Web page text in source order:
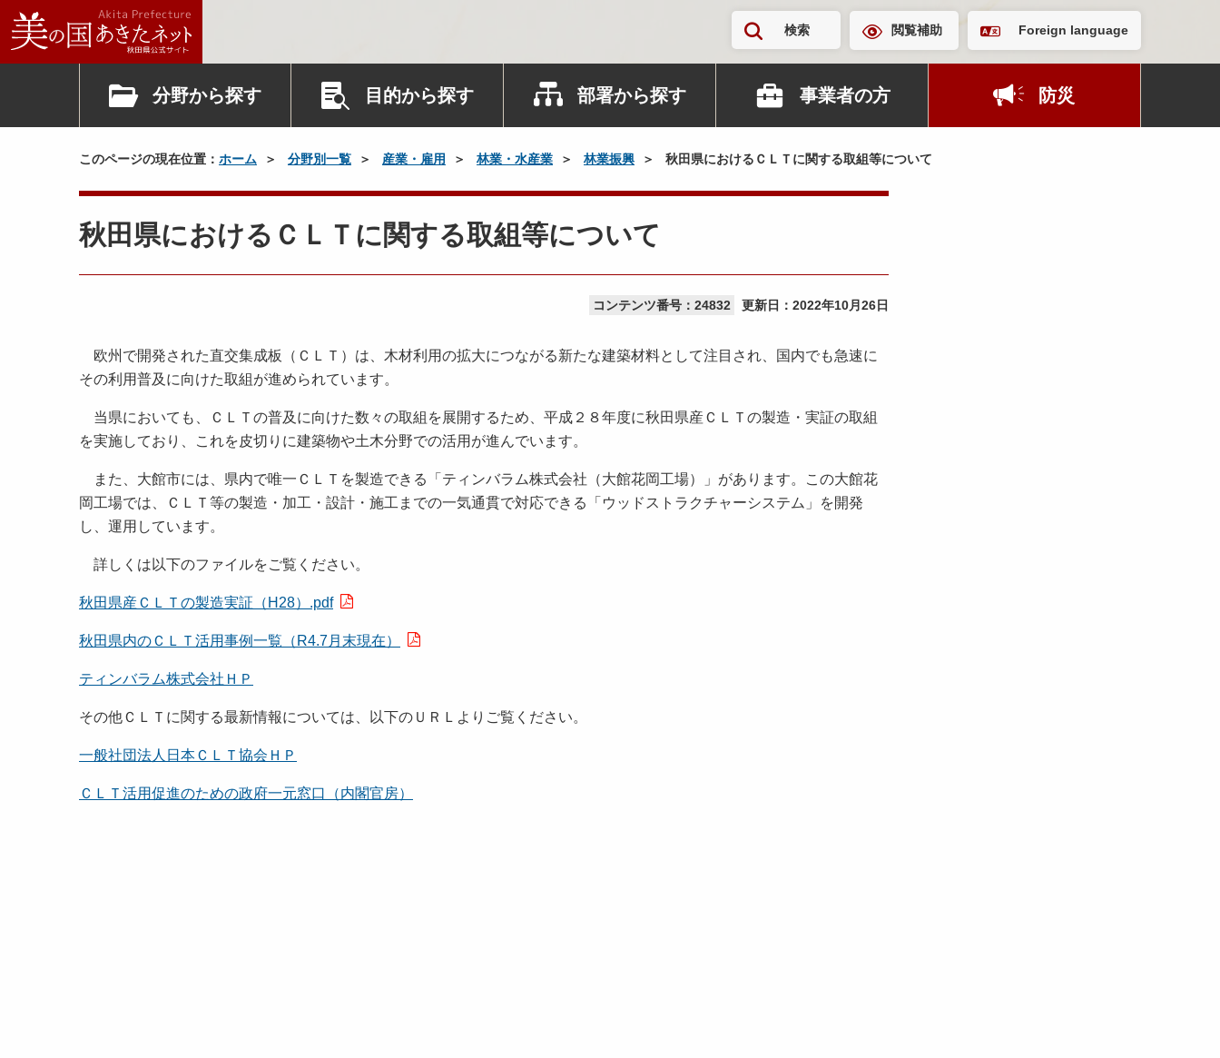
検索 閲覧補助 Foreign language
分野から探す 目的から探す 部署から探す 事業者の方 防災
このページの現在位置： ホーム 分野別一覧 産業・雇用 林業・水産業 林業振興 秋田県におけるＣＬＴに関する取組等について
秋田県におけるＣＬＴに関する取組等について
コンテンツ番号：24832 更新日： 2022年10月26日
欧州で開発された直交集成板（ＣＬＴ）は、木材利用の拡大につながる新たな建築材料として注目され、国内でも急速に
その利用普及に向けた取組が進められています。
当県においても、ＣＬＴの普及に向けた数々の取組を展開するため、平成２８年度に秋田県産ＣＬＴの製造・実証の取組
を実施しており、これを皮切りに建築物や土木分野での活用が進んでいます。
また、大館市には、県内で唯一ＣＬＴを製造できる「ティンバラム株式会社（大館花岡工場）」があります。この大館花
岡工場では、ＣＬＴ等の製造・加工・設計・施工までの一気通貫で対応できる「ウッドストラクチャーシステム」を開発
し、運用しています。
詳しくは以下のファイルをご覧ください。
秋田県産ＣＬＴの製造実証（H28）.pdf
秋田県内のＣＬＴ活用事例一覧（R4.7月末現在）
ティンバラム株式会社ＨＰ
その他ＣＬＴに関する最新情報については、以下のＵＲＬよりご覧ください。
一般社団法人日本ＣＬＴ協会ＨＰ
ＣＬＴ活用促進のための政府一元窓口（内閣官房）